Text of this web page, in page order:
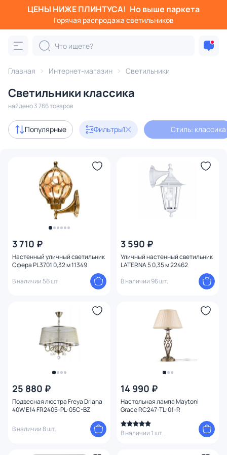
ЦЕНЫ НИЖЕ ПЛИНТУСА! Но выше паркета
Горячая распродажа светильников
Главная Интернет-магазин Светильники
Светильники классика
найдено 3 766 товаров
Популярные Фильтры1 Стиль: классика
3 710 ₽
Настенный уличный светильник
Сфера PL3701 0,32 м 11349
В наличии 56 шт.
3 590 ₽
Уличный настенный светильник
LATERNA 5 0,35 м 22462
В наличии 96 шт.
25 880 ₽
Подвесная люстра Freya Driana
40W E14 FR2405-PL-05C-BZ
В наличии 8 шт.
14 990 ₽
Настольная лампа Maytoni
Grace RC247-TL-01-R
В наличии 1 шт.
Фильтры
Категория:
Люстры Подвесные светильники
Акции 269
В наличии 2961
Доставка
Цвет
Стиль
Вид лампы
Тип помещения
Форма
Форма плафона